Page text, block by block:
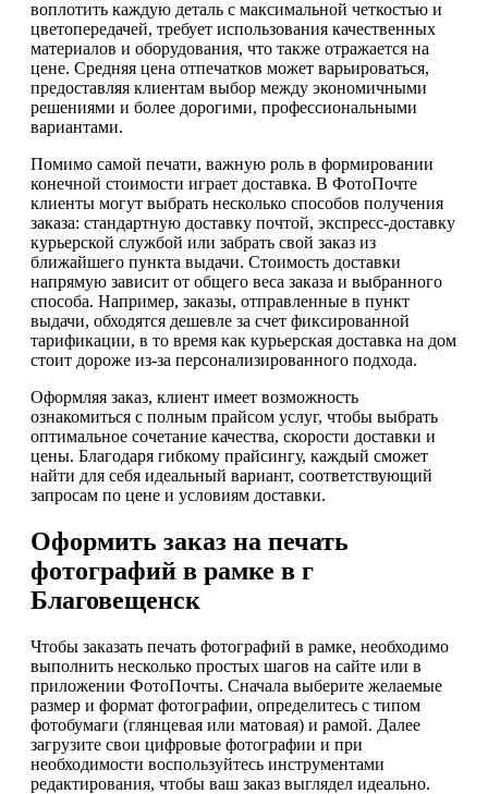
воплотить каждую деталь с максимальной четкостью и
цветопередачей, требует использования качественных
материалов и оборудования, что также отражается на
цене. Средняя цена отпечатков может варьироваться,
предоставляя клиентам выбор между экономичными
решениями и более дорогими, профессиональными
вариантами.
Помимо самой печати, важную роль в формировании
конечной стоимости играет доставка. В ФотоПочте
клиенты могут выбрать несколько способов получения
заказа: стандартную доставку почтой, экспресс-доставку
курьерской службой или забрать свой заказ из
ближайшего пункта выдачи. Стоимость доставки
напрямую зависит от общего веса заказа и выбранного
способа. Например, заказы, отправленные в пункт
выдачи, обходятся дешевле за счет фиксированной
тарификации, в то время как курьерская доставка на дом
стоит дороже из-за персонализированного подхода.
Оформляя заказ, клиент имеет возможность
ознакомиться с полным прайсом услуг, чтобы выбрать
оптимальное сочетание качества, скорости доставки и
цены. Благодаря гибкому прайсингу, каждый сможет
найти для себя идеальный вариант, соответствующий
запросам по цене и условиям доставки.
Оформить заказ на печать
фотографий в рамке в г
Благовещенск
Чтобы заказать печать фотографий в рамке, необходимо
выполнить несколько простых шагов на сайте или в
приложении ФотоПочты. Сначала выберите желаемые
размер и формат фотографии, определитесь с типом
фотобумаги (глянцевая или матовая) и рамой. Далее
загрузите свои цифровые фотографии и при
необходимости воспользуйтесь инструментами
редактирования, чтобы ваш заказ выглядел идеально.